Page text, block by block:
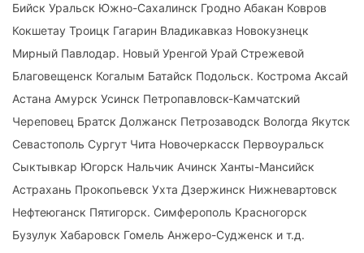
Бийск Уральск Южно-Сахалинск Гродно Абакан Ковров
Кокшетау Троицк Гагарин Владикавказ Новокузнецк
Мирный Павлодар. Новый Уренгой Урай Стрежевой
Благовещенск Когалым Батайск Подольск. Кострома Аксай
Астана Амурск Усинск Петропавловск-Камчатский
Череповец Братск Должанск Петрозаводск Вологда Якутск
Севастополь Сургут Чита Новочеркасск Первоуральск
Сыктывкар Югорск Нальчик Ачинск Ханты-Мансийск
Астрахань Прокопьевск Ухта Дзержинск Нижневартовск
Нефтеюганск Пятигорск. Симферополь Красногорск
Бузулук Хабаровск Гомель Анжеро-Судженск и т.д.